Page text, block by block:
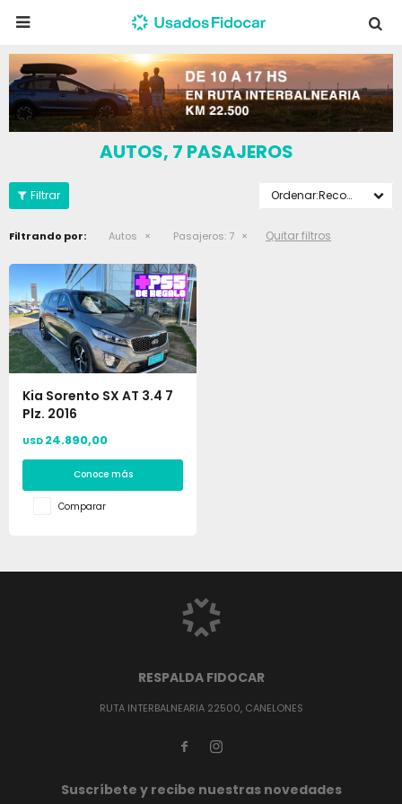

AUTOS, 7 PASAJEROS
Recomendados
Filtrando por: Autos Pasajeros: 7 Quitar filtros
Kia Sorento SX AT 3.4 7
Plz. 2016
USD 24.890,00
Conoce más
Comparar
RESPALDA FIDOCAR
RUTA INTERBALNEARIA 22500, CANELONES
 
Suscríbete y recibe nuestras novedades